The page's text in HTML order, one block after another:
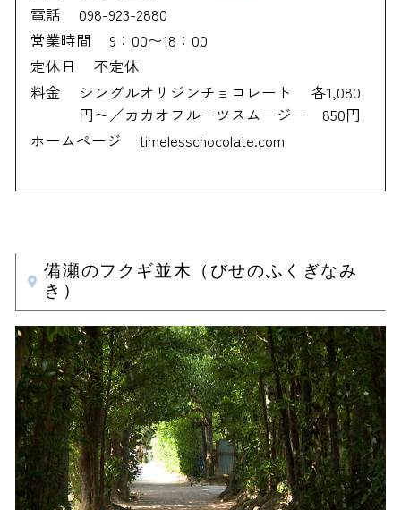
電話
098-923-2880
営業時間
9：00〜18：00
定休日
不定休
料金
シングルオリジンチョコレート 各1,080
円〜／カカオフルーツスムージー 850円
ホームページ
timelesschocolate.com
備瀬のフクギ並木（びせのふくぎなみ
き）